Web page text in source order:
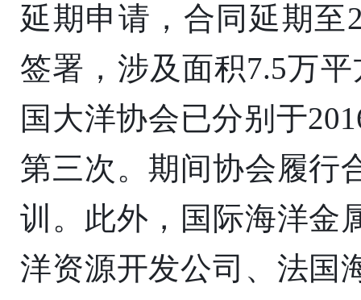
延期申请，合同延期至
签署， 涉及面积7.5万
国大洋协会已分别于
第三次。期间协会履行
训。此外，国际海洋金
洋资源开发公司、法国